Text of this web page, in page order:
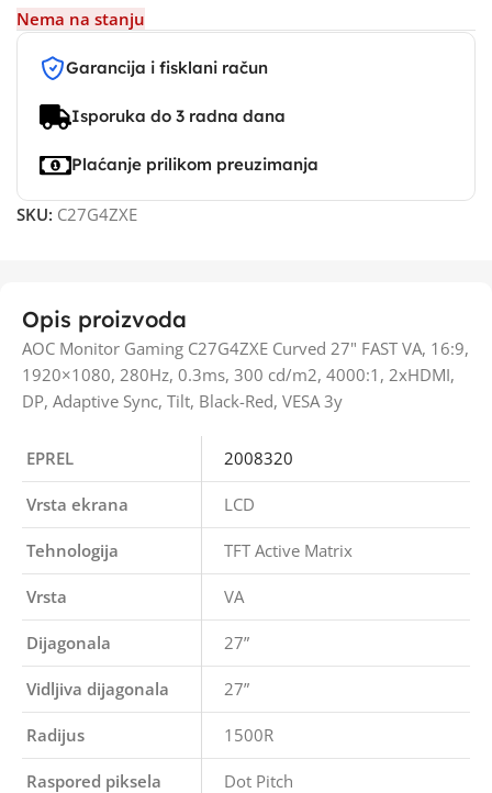
Nema na stanju
Garancija i fisklani račun
Isporuka do 3 radna dana
Plaćanje prilikom preuzimanja
SKU: C27G4ZXE
Opis proizvoda
AOC Monitor Gaming C27G4ZXE Curved 27" FAST VA, 16:9,
1920×1080, 280Hz, 0.3ms, 300 cd/m2, 4000:1, 2xHDMI,
DP, Adaptive Sync, Tilt, Black-Red, VESA 3y
EPREL 2008320
Vrsta ekrana LCD
Tehnologija TFT Active Matrix
Vrsta VA
Dijagonala 27”
Vidljiva dijagonala 27”
Radijus 1500R
Raspored piksela Dot Pitch